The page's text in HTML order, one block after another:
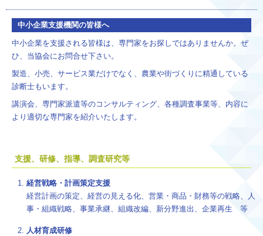
中小企業支援機関の皆様へ
中小企業を支援される皆様は、専門家をお探しではありませんか。ぜ
ひ、当協会にお問合せ下さい。
製造、小売、サービス業だけでなく、農業や街づくりに精通している
診断士もいます。
講演会、専門家派遣等のコンサルティング、各種調査事業等、内容に
より適切な専門家を紹介いたします。
支援、研修、指導、調査研究等
経営戦略・計画策定支援
経営計画の策定、経営の見える化、営業・商品・財務等の戦略、人
事・組織戦略、事業承継、組織改編、新分野進出、企業再生 等
人材育成研修